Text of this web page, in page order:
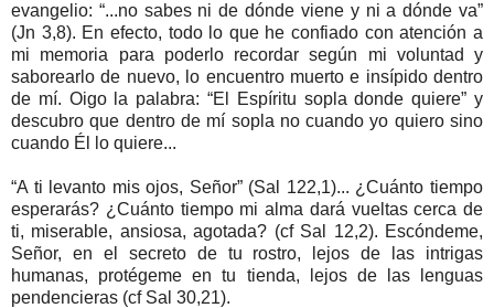
evangelio: “...no sabes ni de dónde viene y ni a dónde va”
(Jn 3,8). En efecto, todo lo que he confiado con atención a
mi memoria para poderlo recordar según mi voluntad y
saborearlo de nuevo, lo encuentro muerto e insípido dentro
de mí. Oigo la palabra: “El Espíritu sopla donde quiere” y
descubro que dentro de mí sopla no cuando yo quiero sino
cuando Él lo quiere...
“A ti levanto mis ojos, Señor” (Sal 122,1)... ¿Cuánto tiempo
esperarás? ¿Cuánto tiempo mi alma dará vueltas cerca de
ti, miserable, ansiosa, agotada? (cf Sal 12,2). Escóndeme,
Señor, en el secreto de tu rostro, lejos de las intrigas
humanas, protégeme en tu tienda, lejos de las lenguas
pendencieras (cf Sal 30,21).